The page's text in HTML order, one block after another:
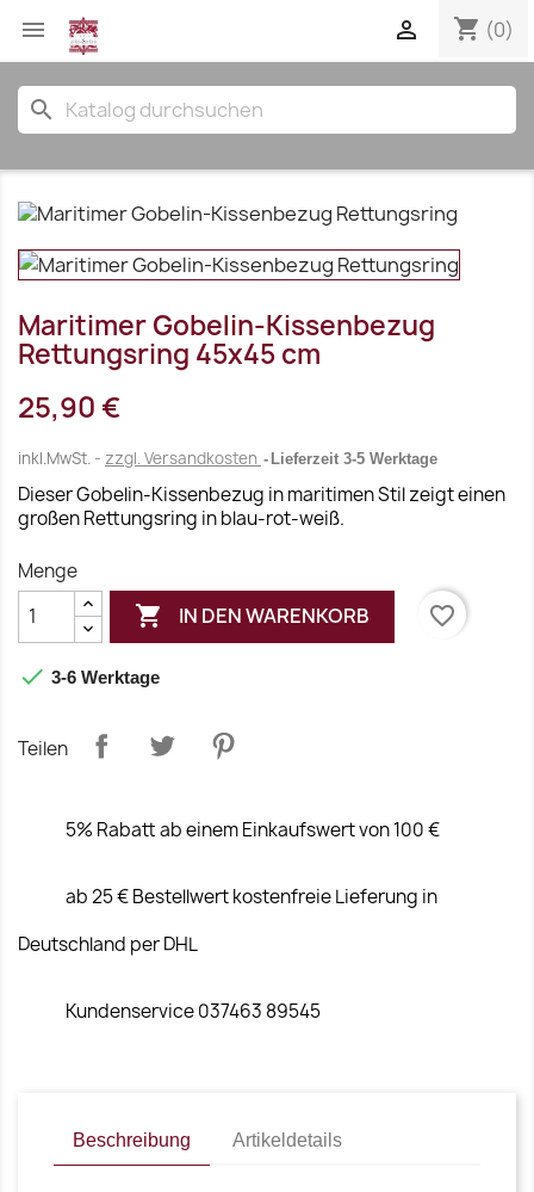
 shopping_cart (0)

search
Maritimer Gobelin-Kissenbezug
Rettungsring 45x45 cm
25,90 €
inkl.MwSt. zzgl. Versandkosten Lieferzeit 3-5 Werktage
Dieser Gobelin-Kissenbezug in maritimen Stil zeigt einen
großen Rettungsring in blau-rot-weiß.
Menge
 IN DEN WARENKORB favorite_border
 3-6 Werktage
Teilen
5% Rabatt ab einem Einkaufswert von 100 €
ab 25 € Bestellwert kostenfreie Lieferung in
Deutschland per DHL
Kundenservice 037463 89545
Beschreibung Artikeldetails